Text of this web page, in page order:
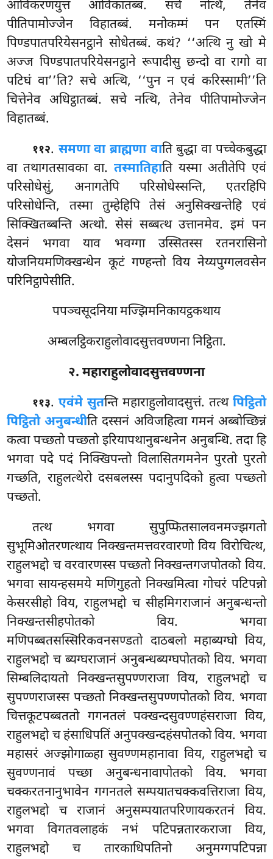
आविकरणयुत्तं आविकातब्बं. सचे नत्थि, तेनेव
पीतिपामोज्जेन विहातब्बं. मनोकम्मं पन एतस्मिं
पिण्डपातपरियेसनट्ठाने सोधेतब्बं. कथं? ‘‘अत्थि नु खो मे
अज्ज पिण्डपातपरियेसनट्ठाने रूपादीसु छन्दो वा रागो वा
पटिघं वा’’ति? सचे अत्थि, ‘‘पुन न एवं करिस्सामी’’ति
चित्तेनेव अधिट्ठातब्बं. सचे नत्थि, तेनेव पीतिपामोज्जेन
विहातब्बं.
११२. समणा वा ब्राह्मणा वाति बुद्धा वा पच्चेकबुद्धा
वा तथागतसावका वा. तस्मातिहाति यस्मा अतीतेपि एवं
परिसोधेसुं, अनागतेपि परिसोधेस्सन्ति, एतरहिपि
परिसोधेन्ति, तस्मा तुम्हेहिपि तेसं अनुसिक्खन्तेहि एवं
सिक्खितब्बन्ति अत्थो. सेसं सब्बत्थ उत्तानमेव. इमं पन
देसनं भगवा याव भवग्गा उस्सितस्स रतनरासिनो
योजनियमणिक्खन्धेन कूटं गण्हन्तो विय नेय्यपुग्गलवसेन
परिनिट्ठापेसीति.
पपञ्चसूदनिया मज्झिमनिकायट्ठकथाय
अम्बलट्ठिकराहुलोवादसुत्तवण्णना निट्ठिता.
२. महाराहुलोवादसुत्तवण्णना
११३. एवंमे सुतन्ति महाराहुलोवादसुत्तं. तत्थ पिट्ठितो
पिट्ठितो अनुबन्धीति दस्सनं अविजहित्वा गमनं अब्बोच्छिन्नं
कत्वा पच्छतो पच्छतो इरियापथानुबन्धनेन अनुबन्धि. तदा हि
भगवा पदे पदं निक्खिपन्तो विलासितगमनेन पुरतो पुरतो
गच्छति, राहुलत्थेरो दसबलस्स पदानुपदिको हुत्वा पच्छतो
पच्छतो.
तत्थ भगवा सुपुप्फितसालवनमज्झगतो
सुभूमिओतरणत्थाय निक्खन्तमत्तवरवारणो विय विरोचित्थ,
राहुलभद्दो च वरवारणस्स पच्छतोनिक्खन्तगजपोतको विय.
भगवा सायन्हसमये मणिगुहतो निक्खमित्वा गोचरं पटिपन्नो
केसरसीहो विय, राहुलभद्दो च सीहमिगराजानं अनुबन्धन्तो
निक्खन्तसीहपोतको विय. भगवा
मणिपब्बतसस्सिरिकवनसण्डतो दाठबलो महाब्यग्घो विय,
राहुलभद्दो च ब्यग्घराजानं अनुबन्धब्यग्घपोतको विय. भगवा
सिम्बलिदायतो निक्खन्तसुपण्णराजा विय, राहुलभद्दो च
सुपण्णराजस्स पच्छतो निक्खन्तसुपण्णपोतको विय. भगवा
चित्तकूटपब्बततो गगनतलं पक्खन्दसुवण्णहंसराजा विय,
राहुलभद्दो च हंसाधिपतिं अनुपक्खन्दहंसपोतको विय. भगवा
महासरं अज्झोगाळ्हा सुवण्णमहानावा विय, राहुलभद्दो च
सुवण्णनावं पच्छा अनुबन्धनावापोतको विय. भगवा
चक्करतनानुभावेन गगनतले सम्पयातचक्कवत्तिराजा विय,
राहुलभद्दो च राजानं अनुसम्पयातपरिणायकरतनं विय.
भगवा विगतवलाहकं नभं पटिपन्नतारकराजा विय,
राहुलभद्दो च तारकाधिपतिनो अनुमग्गपटिपन्ना